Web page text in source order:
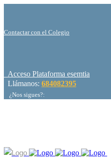
Contactar con el Colegio
Acceso Plataforma esemtia
Llámanos: 684082395
¿Nos sigues?: